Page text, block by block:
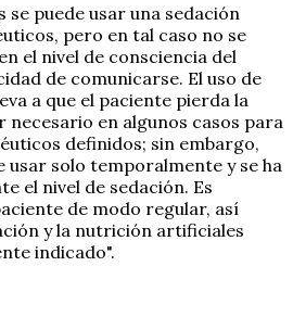
se puede usar una sedación
pero en tal caso no se
el nivel de consciencia del
de comunicarse. El uso de
a que el paciente pierda la
necesario en algunos casos para
definidos; sin embargo,
usar solo temporalmente y se ha
el nivel de sedación. Es
de modo regular, así
y la nutrición artificiales
indicado".